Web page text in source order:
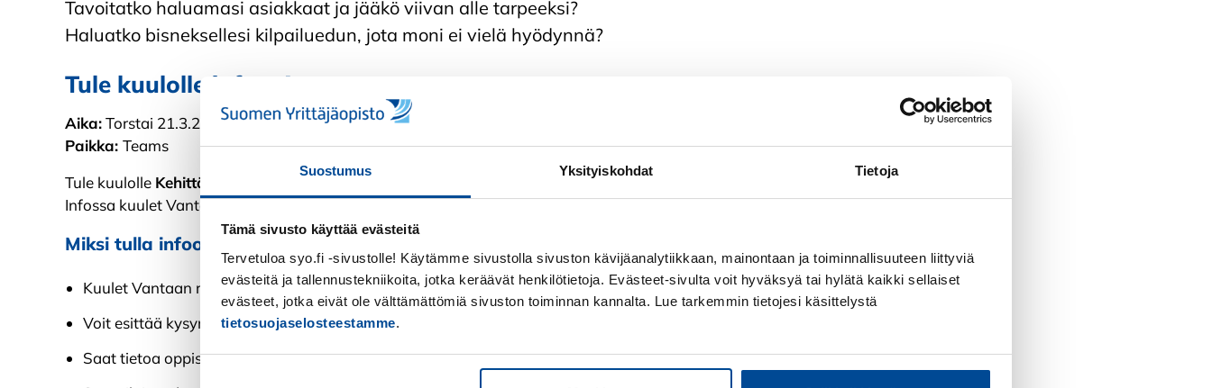
Suostumus Yksityiskohdat Tietoja
Tämä sivusto käyttää evästeitä
Tervetuloa syo.fi -sivustolle! Käytämme sivustolla sivuston kävijäanalytiikkaan, mainontaan ja toiminnallisuuteen liittyviä
evästeitä ja tallennustekniikoita, jotka keräävät henkilötietoja. Evästeet-sivulta voit hyväksyä tai hylätä kaikki sellaiset
evästeet, jotka eivät ole välttämättömiä sivuston toiminnan kannalta. Lue tarkemmin tietojesi käsittelystä
tietosuojaselosteestamme.
Tavoitatko haluamasi asiakkaat ja jääkö viivan alle tarpeeksi?
Haluatko bisneksellesi kilpailuedun, jota moni ei vielä hyödynnä?
Tule kuulolle infoon!
Aika:Torstai 21.3.2024 klo 8.30-9.00
Paikka: Teams
Tule kuulolle Kehittämisohjelma yrittäjänä toimivalle -koulutuksen
Teams-infoon.
Infossa kuulet Vantaalla 14.5.2024 alkavan Kehittämisohjelmasta ja sen tarjoamista välineistä parempaan bisnekseen.
Miksi tulla infoon?
Kuulet Vantaan ryhmäkoulutuksen tarkemmasta sisällöstä ja hyödyistä.
Voit esittää kysymyksiä kouluttajalle chatissa tai ääneen.
Saat tietoa oppisopimuksella opiskelemisesta.